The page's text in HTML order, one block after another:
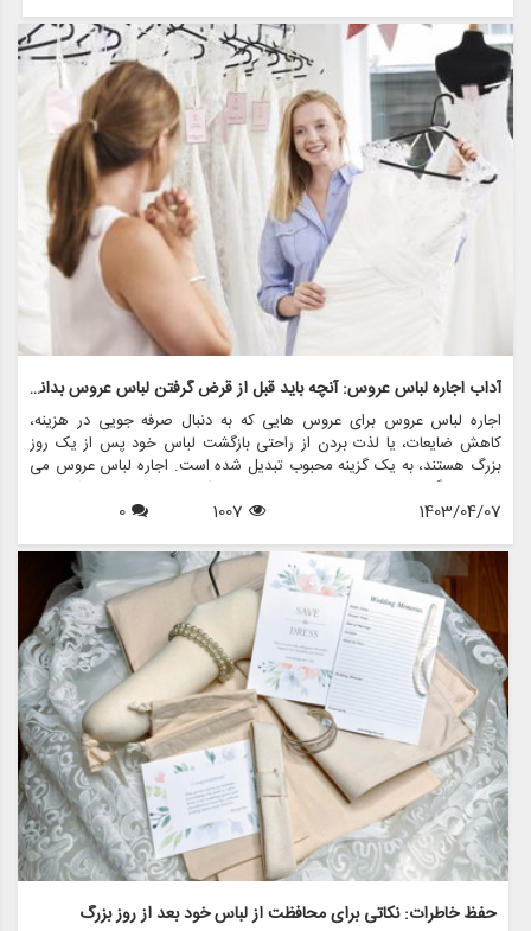
عروسی و تبدیل آن به خودتان وجود دارد.
آداب اجاره لباس عروس: آنچه باید قبل از قرض گرفتن لباس عروس بدانید
اجاره لباس عروس برای عروس هایی که به دنبال صرفه جویی در هزینه،
کاهش ضایعات، یا لذت بردن از راحتی بازگشت لباس خود پس از یک روز
بزرگ هستند، به یک گزینه محبوب تبدیل شده است. اجاره لباس عروس می
تواند جایگزینی مقرون به صرفه برای خرید یک لباس مجلسی باشد و به
عروس ها اجازه می دهد تا لباس های طراحی شده را بدون قیمت گزاف
برای روز خاص خود، ضروری است که آداب و دستورالعمل های مربوط به
اجاره لباس عروس را درک کنید. در این راهنمای جامع، همه چیزهایی را که
باید در مورد آداب کرایه لباس عروس بدانید و نحوه انجام این فرآیند با ظرافت
و اطمینان، بررسی خواهیم کرد.
1403/04/07
1007
0
حفظ خاطرات: نکاتی برای محافظت از لباس خود بعد از روز بزرگ